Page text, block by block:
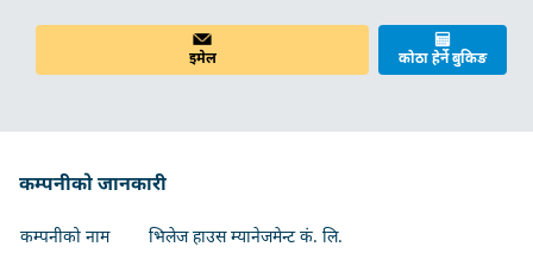
इमेल कोठा हेर्ने बुकिङ
कम्पनीको जानकारी
कम्पनीको नाम
भिलेज हाउस म्यानेजमेन्ट कं. लि.